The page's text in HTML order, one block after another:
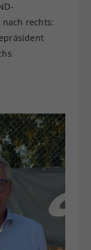
rechts: